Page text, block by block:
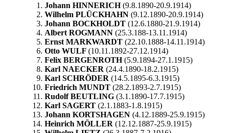
Johann HINNERICH(9.8.1890-20.9.1914)
Wilhelm PLÜCKHAHN (9.12.1890-20.9.1914)
Johann BOCKHOLDT (12.6.1880-21.9.1914)
Albert ROGMANN (25.3.188-13.11.1914)
Ernst MARKWARDT (22.10.1888-14.11.1914)
Otto WULF (10.11.1892-27.12.1914)
Felix BERGENROTH(5.9.1894-27.1.1915)
Karl NAECKER (24.4.1890-18.2.1915)
Karl SCHRÖDER (14.5.1895-6.3.1915)
Friedrich MUNDT (28.2.1893-2.7.1915)
Rudolf BEUTLING (3.1.1890-17.7.1915)
Karl SAGERT (2.1.1883-1.8.1915)
Johann KORTSHAGEN (4.12.1889-25.9.1915)
Heinrich MÖLLER (12.12.1887-25.9.1915)